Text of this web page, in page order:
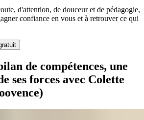
d'attention, de douceur et de pédagogie,
confiance en vous et à retrouver ce qui
de compétences, une
ses forces avec Colette